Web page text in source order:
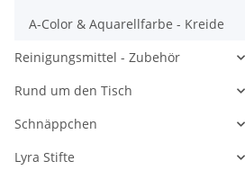
A-Color & Aquarellfarbe - Kreide
Reinigungsmittel - Zubehör
Rund um den Tisch
Schnäppchen
Lyra Stifte